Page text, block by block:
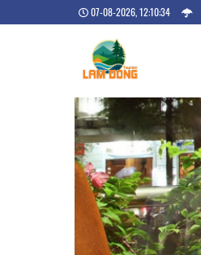
07-08-2026, 12:10:35